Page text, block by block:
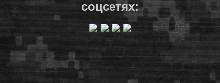
соцсетях: